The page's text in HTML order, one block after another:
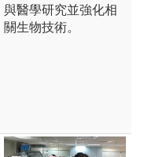
與醫學研究並強化相
關生物技術。